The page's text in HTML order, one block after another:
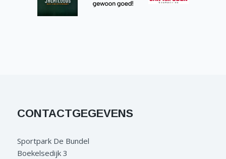
CONTACTGEGEVENS
Sportpark De Bundel
Boekelsedijk 3